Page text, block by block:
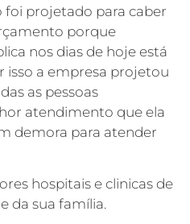
foi projetado para caber
porque
nos dias de hoje está
isso a empresa projetou
as pessoas
atendimento que ela
demora para atender
hospitais e clinicas de
da sua família.